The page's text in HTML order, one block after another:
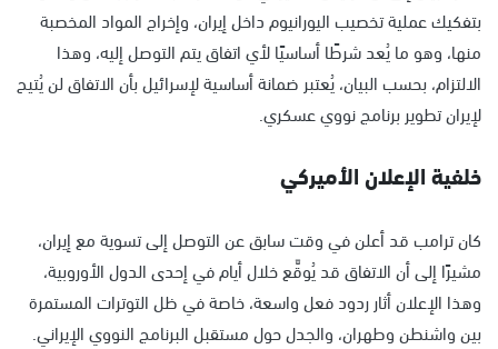
بتفكيك عملية تخصيب اليورانيوم داخل إيران، وإخراج المواد المخصبة
منها، وهو ما يُعد شرطًا أساسيًا لأي اتفاق يتم التوصل إليه، وهذا
الالتزام، بحسب البيان، يُعتبر ضمانة أساسية لإسرائيل بأن الاتفاق لن يُتيح
لإيران تطوير برنامج نووي عسكري.
خلفية الإعلان الأميركي
كان ترامب قد أعلن في وقت سابق عن التوصل إلى تسوية مع إيران،
مشيرًا إلى أن الاتفاق قد يُوقَّع خلال أيام في إحدى الدول الأوروبية،
وهذا الإعلان أثار ردود فعل واسعة، خاصة في ظل التوترات المستمرة
بين واشنطن وطهران، والجدل حول مستقبل البرنامج النووي الإيراني.